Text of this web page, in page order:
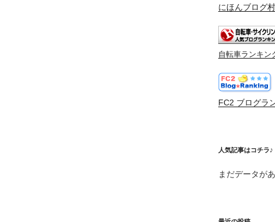
にほんブログ村
自転車ランキン
FC2 ブログラ
人気記事はコチラ♪
まだデータが